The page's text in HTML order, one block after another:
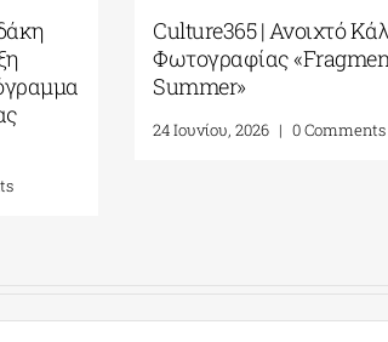
ARCAthens Fall 2026 Athens
Residency| Ανοιχτή
Πρόσκληση Υποβολής